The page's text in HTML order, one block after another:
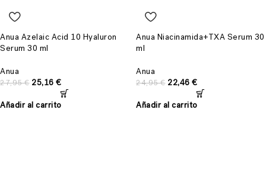
Anua Azelaic Acid 10 Hyaluron
Serum 30 ml
Anua
27,95€ 25,16 €
Añadir al carrito
Anua Niacinamida+TXA Serum 30
ml
Anua
24,95€ 22,46 €
Añadir al carrito